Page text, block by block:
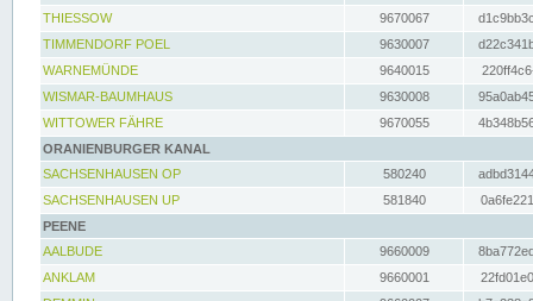
THIESSOW
9670067
TIMMENDORF POEL
9630007
WARNEMÜNDE
9640015
WISMAR-BAUMHAUS
9630008
WITTOWER FÄHRE
9670055
ORANIENBURGER KANAL
SACHSENHAUSEN OP
580240
SACHSENHAUSEN UP
581840
PEENE
AALBUDE
9660009
ANKLAM
9660001